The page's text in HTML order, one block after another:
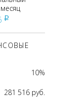
pуб
10%
281 516 руб.